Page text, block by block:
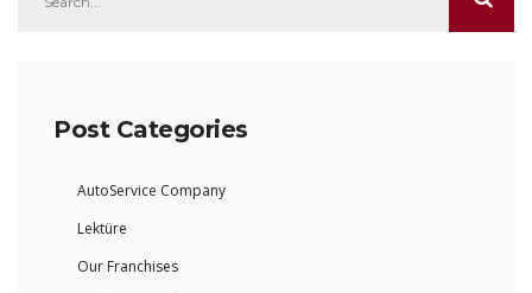
Post Categories
AutoService Company
Lektüre
Our Franchises